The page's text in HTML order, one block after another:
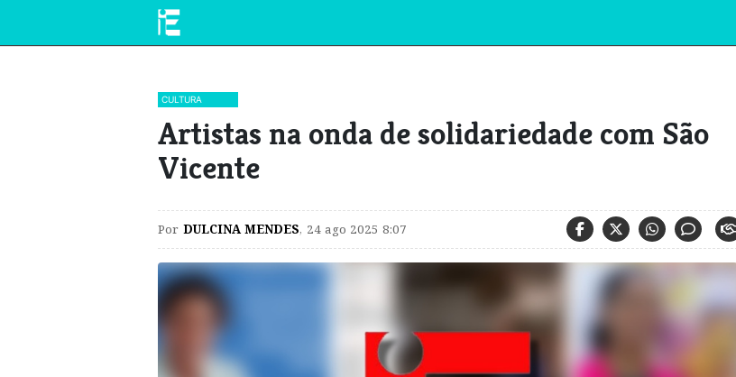
CULTURA
Artistas na onda de solidariedade com São
Vicente
Por DULCINA MENDES, 24 ago 2025 8:07